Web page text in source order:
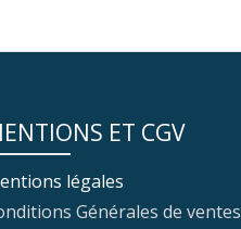
ET CGV
légales
Générales de ventes